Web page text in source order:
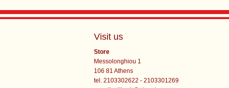
Visit us
Store
Messolonghiou 1
106 81 Athens
tel. 2103302622 - 2103301269